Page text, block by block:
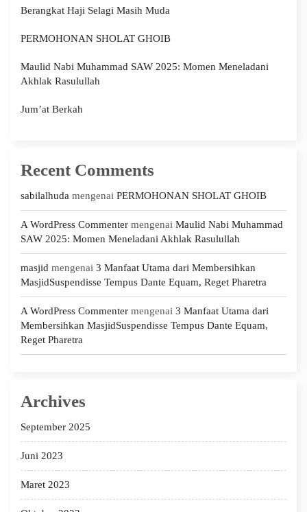
Berangkat Haji Selagi Masih Muda
PERMOHONAN SHOLAT GHOIB
Maulid Nabi Muhammad SAW 2025: Momen Meneladani
Akhlak Rasulullah
Jum’at Berkah
Recent Comments
sabilalhuda mengenai PERMOHONAN SHOLAT GHOIB
A WordPress Commenter mengenai Maulid Nabi Muhammad
SAW 2025: Momen Meneladani Akhlak Rasulullah
masjid mengenai 3 Manfaat Utama dari Membersihkan
MasjidSuspendisse Tempus Dante Equam, Reget Pharetra
A WordPress Commenter mengenai 3 Manfaat Utama dari
Membersihkan MasjidSuspendisse Tempus Dante Equam,
Reget Pharetra
Archives
September 2025
Juni 2023
Maret 2023